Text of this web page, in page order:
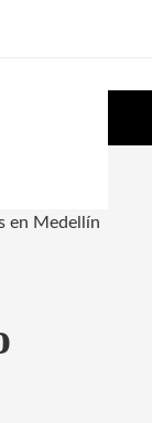
en Medellín